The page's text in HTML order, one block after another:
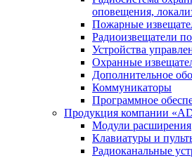
оповещения,
Пожарные
Радиоизвещатели
Устройства
Охранные
Дополнительное
Коммуникаторы
Программное
Продукция компании
Модули расширения
Клавиатуры и
Радиоканальные